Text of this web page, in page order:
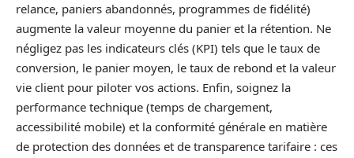
relance, paniers abandonnés, programmes de fidélité)
augmente la valeur moyenne du panier et la rétention. Ne
négligez pas les indicateurs clés (KPI) tels que le taux de
conversion, le panier moyen, le taux de rebond et la valeur
vie client pour piloter vos actions. Enfin, soignez la
performance technique (temps de chargement,
accessibilité mobile) et la conformité générale en matière
de protection des données et de transparence tarifaire : ces